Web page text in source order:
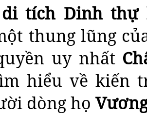
tích Dinh thự
thung lũng
uy nhất
hiểu về kiến
dòng họ